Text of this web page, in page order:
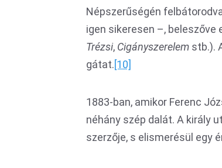
Népszerűségén
igen sikeresen –, beleszőve
Trézsi, Cigányszerelem stb.).
gátat.[10]
1883-ban, amikor Ferenc
néhány szép dalát. A király
szerzője, s elismerésül egy